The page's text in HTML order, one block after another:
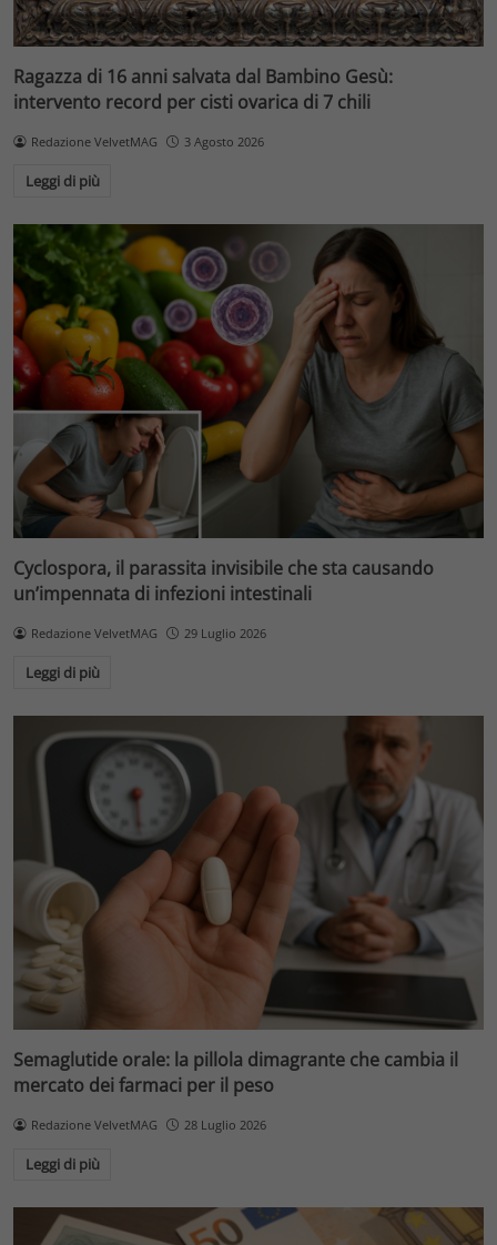
Ragazza di 16 anni salvata dal Bambino Gesù:
intervento record per cisti ovarica di 7 chili
Redazione VelvetMAG 3 Agosto 2026
Leggi di più
Cyclospora, il parassita invisibile che sta causando
un’impennata di infezioni intestinali
Redazione VelvetMAG 29 Luglio 2026
Leggi di più
Semaglutide orale: la pillola dimagrante che cambia il
mercato dei farmaci per il peso
Redazione VelvetMAG 28 Luglio 2026
Leggi di più